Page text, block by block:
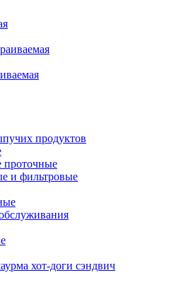
продуктов
проточные
и фильтровые
хот-доги сэндвич